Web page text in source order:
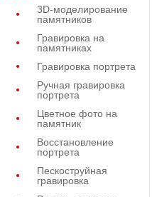
3D-моделирование
памятников
Гравировка на
памятниках
Гравировка портрета
Ручная гравировка
портрета
Цветное фото на
памятник
Восстановление
портрета
Пескоструйная
гравировка